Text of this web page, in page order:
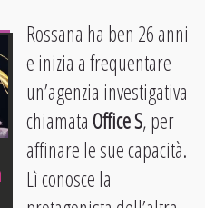
Rossana ha ben 26 anni
e inizia a frequentare
un’agenzia investigativa
chiamataOffice S, per
affinare le sue capacità.
Lì conosce la